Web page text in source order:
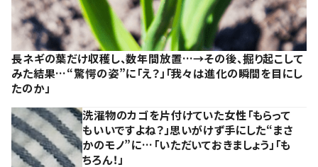
長ネギの葉だけ収穫し、数年間放置…→その後、掘り起こして
みた結果…“驚愕の姿”に「え？」「我々は進化の瞬間を目にし
たのか」
洗濯物のカゴを片付けていた女性「もらって
もいいですよね？」思いがけず手にした“まさ
かのモノ”に…「いただいておきましょう」「も
ちろん！」